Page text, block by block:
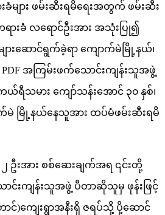
ျား ဖမ်းဆီးရမိရေးအတွက် ဖမ်းဆီး
ားခံ လရောင်ဦးအား အသုံးပြု၍
ဆောင်ရွက်ခဲ့ရာ ကျောက်မဲမြို့နယ်၊
အကြမ်းဖက်သောင်းကျန်းသူအဖွဲ့
သမား ကျော်သန်းအောင် ၃၀ နှစ်၊
မဲ မြို့နယ်နေသူအား ထပ်မံဖမ်းဆီးရမိ
ဦးအား စစ်ဆေးချက်အရ ၎င်းတို့
ာင်းကျန်းသူအဖွဲ့ ပီတာဆိုသူမှ ဖုန်းဖြင့်
)ကျေးရွာအနီးရှိ ဇရပ်သို့ ပို့ဆောင်